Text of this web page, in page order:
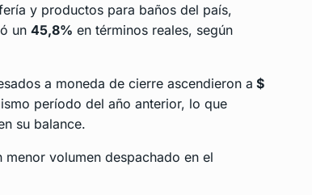
y productos para baños del país,
un 45,8% en términos reales, según
a moneda de cierre ascendieron a $
período del año anterior, lo que
su balance.
volumen despachado en el